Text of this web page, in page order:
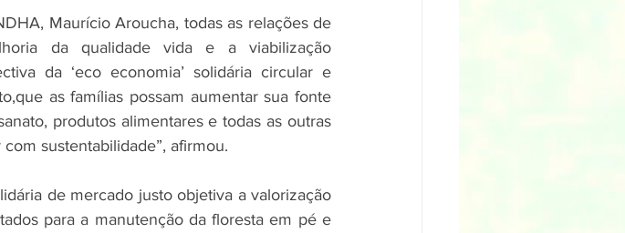
Maurício Aroucha, todas as relações de
da qualidade vida e a viabilização
da ‘eco economia’ solidária circular e
as famílias possam aumentar sua fonte
produtos alimentares e todas as outras
sustentabilidade”, afirmou.
de mercado justo objetiva a valorização
para a manutenção da floresta em pé e